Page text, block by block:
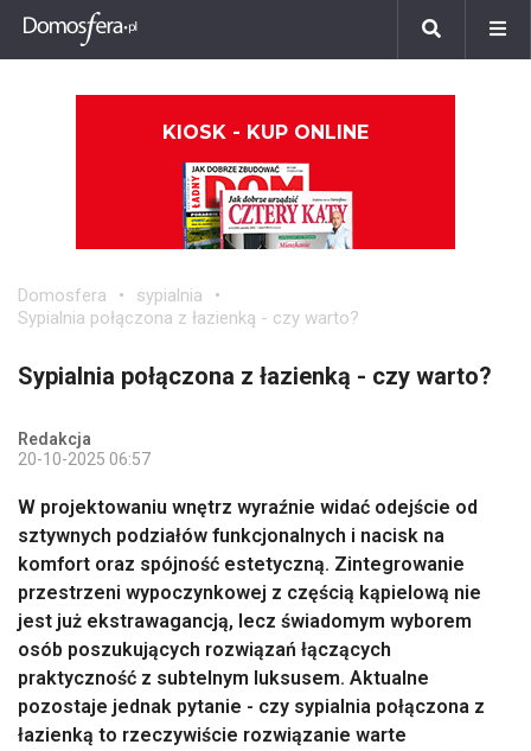
KIOSK - KUP ONLINE
Domosfera
sypialnia
Sypialnia połączona z łazienką - czy warto?
Sypialnia połączona z łazienką - czy warto?
Redakcja
20-10-2025 06:57
W projektowaniu wnętrz wyraźnie widać odejście od
sztywnych podziałów funkcjonalnych i nacisk na
komfort oraz spójność estetyczną. Zintegrowanie
przestrzeni wypoczynkowej z częścią kąpielową nie
jest już ekstrawagancją, lecz świadomym wyborem
osób poszukujących rozwiązań łączących
praktyczność z subtelnym luksusem. Aktualne
pozostaje jednak pytanie - czy sypialnia połączona z
łazienką to rzeczywiście rozwiązanie warte